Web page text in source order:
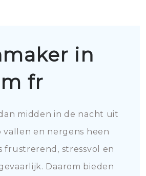
in
fr
midden in de nacht uit
vallen en nergens heen
frustrerend, stressvol en
Daarom bieden